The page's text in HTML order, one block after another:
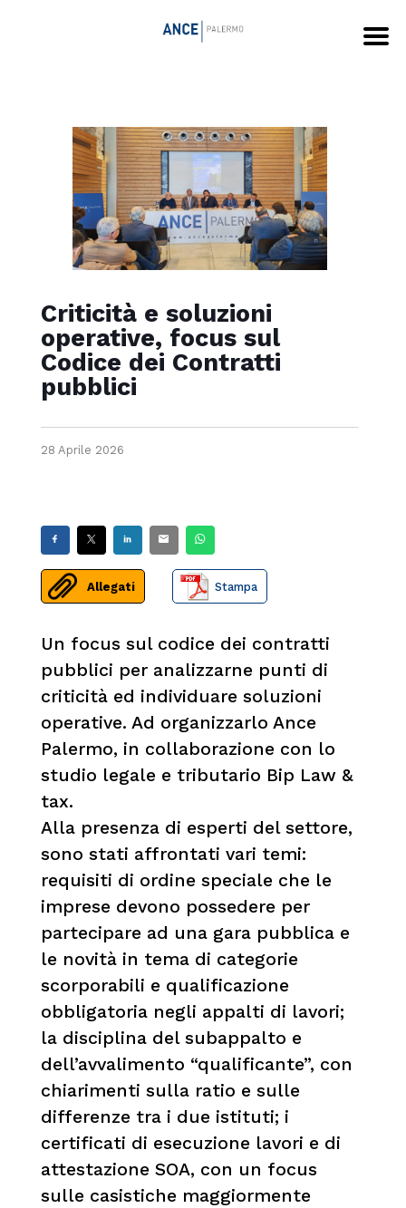
Criticità e soluzioni
operative, focus sul
Codice dei Contratti
pubblici
28 Aprile 2026
Allegati Stampa
Un focus sul codice dei contratti
pubblici per analizzarne punti di
criticità ed individuare soluzioni
operative. Ad organizzarlo Ance
Palermo, in collaborazione con lo
studio legale e tributario Bip Law &
tax.
Alla presenza di esperti del settore,
sono stati affrontati vari temi:
requisiti di ordine speciale che le
imprese devono possedere per
partecipare ad una gara pubblica e
le novità in tema di categorie
scorporabili e qualificazione
obbligatoria negli appalti di lavori;
la disciplina del subappalto e
dell’avvalimento “qualificante”, con
chiarimenti sulla ratio e sulle
differenze tra i due istituti; i
certificati di esecuzione lavori e di
attestazione SOA, con un focus
sulle casistiche maggiormente